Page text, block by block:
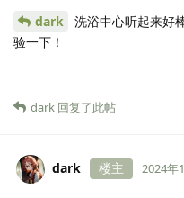
dark
洗浴中心听起来好
验一下！
dark 回复了此帖
dark 楼主 2024年